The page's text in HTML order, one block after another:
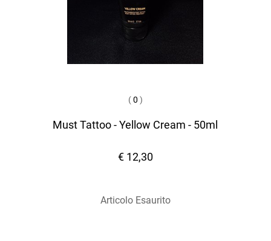
(0 )
Must Tattoo - Yellow Cream - 50ml
€ 12,30
Articolo Esaurito